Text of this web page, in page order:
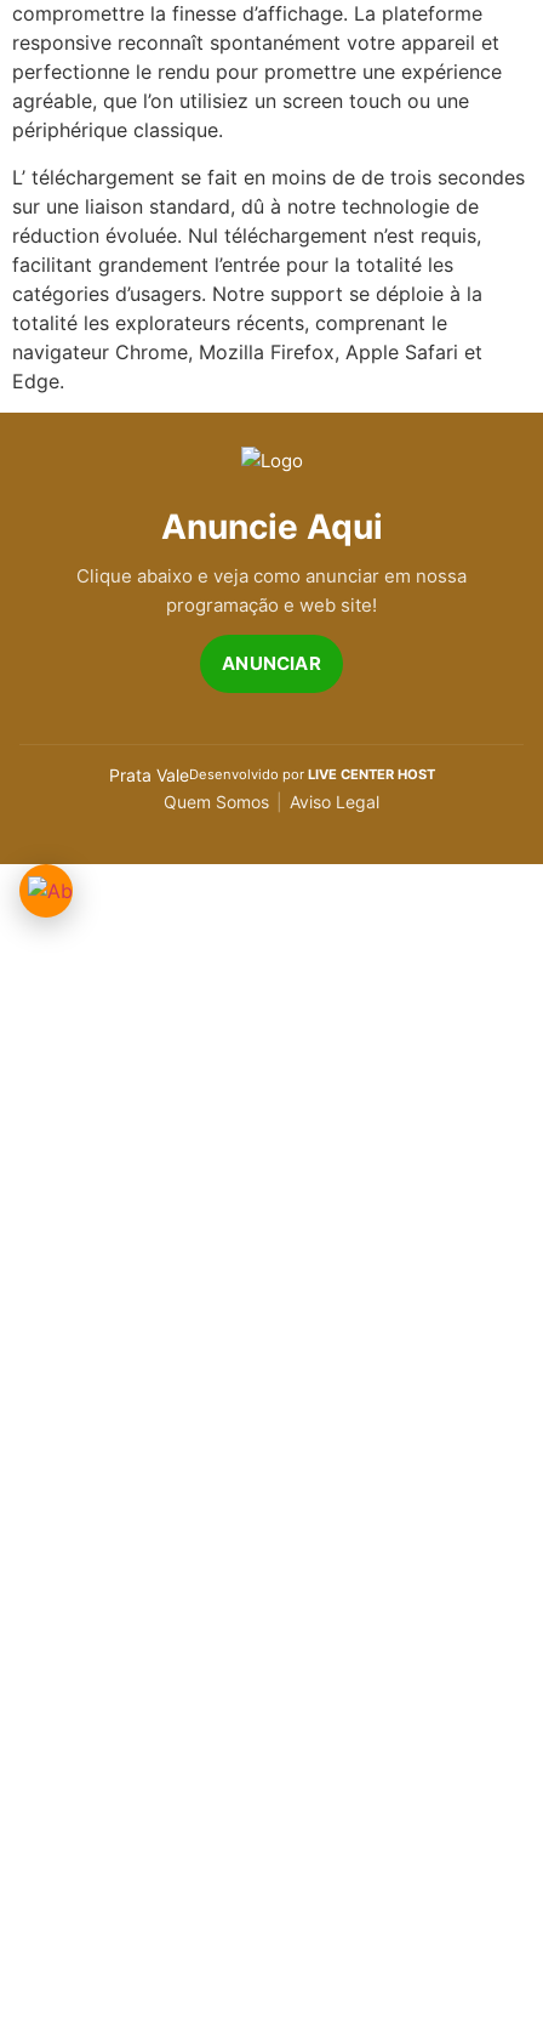
compromettre la finesse d’affichage. La plateforme
responsive reconnaît spontanément votre appareil et
perfectionne le rendu pour promettre une expérience
agréable, que l’on utilisiez un screen touch ou une
périphérique classique.
L’ téléchargement se fait en moins de de trois secondes
sur une liaison standard, dû à notre technologie de
réduction évoluée. Nul téléchargement n’est requis,
facilitant grandement l’entrée pour la totalité les
catégories d’usagers. Notre support se déploie à la
totalité les explorateurs récents, comprenant le
navigateur Chrome, Mozilla Firefox, Apple Safari et
Edge.
Anuncie Aqui
Clique abaixo e veja como anunciar em nossa
programação e web site!
ANUNCIAR
Prata ValeDesenvolvido por LIVE CENTER HOST
Quem Somos Aviso Legal